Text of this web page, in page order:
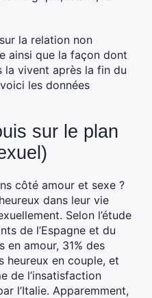
la relation non
ainsi que la façon dont
la vivent après la fin du
les données
sur le plan
côté amour et sexe ?
dans leur vie
Selon l’étude
de l’Espagne et du
en amour, 31% des
heureux en couple, et
de l’insatisfaction
l’Italie. Apparemment,